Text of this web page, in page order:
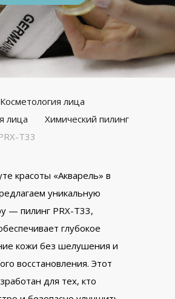
Косметология лица
лица
Химический пилинг
T33
красоты «Акварель» в
уникальную
— пилинг PRX-T33,
глубокое
кожи без шелушения и
восстановления. Этот
для тех, кто